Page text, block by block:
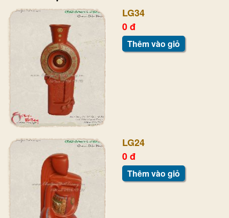
LG34
0 đ
Thêm vào giỏ
LG24
0 đ
Thêm vào giỏ